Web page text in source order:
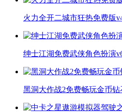
火力全开二城市狂热免费版
绅士江湖免费武侠角色扮演
黑洞大作战2免费畅玩金币钻